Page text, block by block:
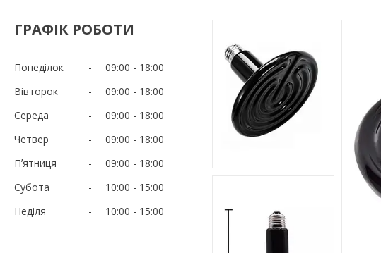
ГРАФІК РОБОТИ
Понеділок 09:00
18:00
Вівторок
09:00
18:00
Середа
09:00
18:00
Четвер
09:00
18:00
Пʼятниця
09:00
18:00
Субота
10:00
15:00
Неділя
10:00 15:00